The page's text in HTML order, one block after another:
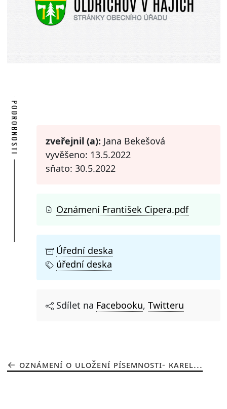
PODROBNOSTI zveřejnil (a): Jana Bekešová
vyvěšeno: 13.5.2022
sňato: 30.5.2022
Oznámení František Cipera.pdf
Úřední deska
úřední deska
Sdílet na Facebooku, Twitteru
OZNÁMENÍ O ULOŽENÍ PÍSEMNOSTI- KAREL...